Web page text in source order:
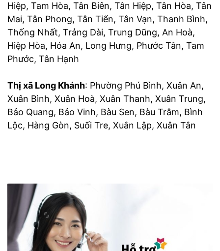
Hiệp, Tam Hòa, Tân Biên, Tân Hiệp, Tân Hòa, Tân
Mai, Tân Phong, Tân Tiến, Tân Vạn, Thanh Bình,
Thống Nhất, Trảng Dài, Trung Dũng, An Hoà,
Hiệp Hòa, Hóa An, Long Hưng, Phước Tân, Tam
Phước, Tân Hạnh
Thị xã Long Khánh: Phường Phú Bình, Xuân An,
Xuân Bình, Xuân Hoà, Xuân Thanh, Xuân Trung,
Bảo Quang, Bảo Vinh, Bàu Sen, Bàu Trâm, Bình
Lộc, Hàng Gòn, Suối Tre, Xuân Lập, Xuân Tân